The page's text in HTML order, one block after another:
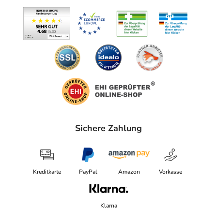
Sichere Zahlung
Kreditkarte PayPal Amazon Vorkasse
Klarna